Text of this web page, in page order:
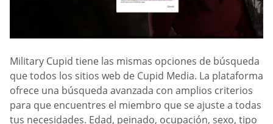
Military Cupid tiene las mismas opciones de búsqueda
que todos los sitios web de Cupid Media. La plataforma
ofrece una búsqueda avanzada con amplios criterios
para que encuentres el miembro que se ajuste a todas
tus necesidades. Edad, peinado, ocupación, sexo, tipo